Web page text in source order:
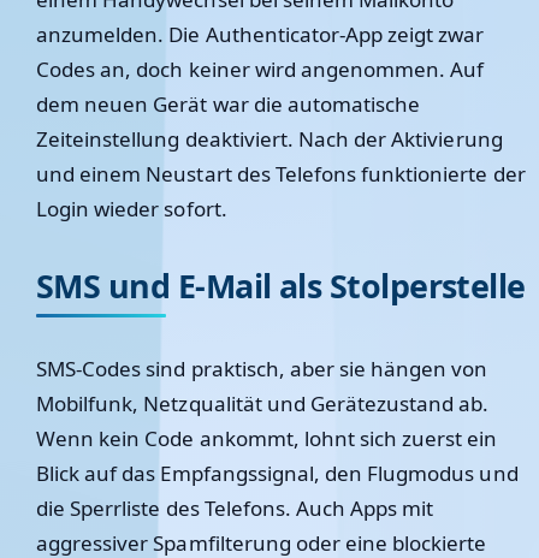
anzumelden. Die Authenticator-App zeigt zwar
Codes an, doch keiner wird angenommen. Auf
dem neuen Gerät war die automatische
Zeiteinstellung deaktiviert. Nach der Aktivierung
und einem Neustart des Telefons funktionierte der
Login wieder sofort.
SMS und E-Mail als Stolperstelle
SMS-Codes sind praktisch, aber sie hängen von
Mobilfunk, Netzqualität und Gerätezustand ab.
Wenn kein Code ankommt, lohnt sich zuerst ein
Blick auf das Empfangssignal, den Flugmodus und
die Sperrliste des Telefons. Auch Apps mit
aggressiver Spamfilterung oder eine blockierte